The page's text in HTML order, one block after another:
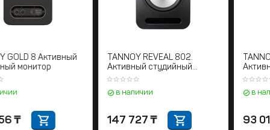
TANNOY GOLD 8 Активный
студийный монитор
в наличии
257 156₸
TANNOY REVEAL 802.
Активный студийный
монитор
в наличии
147 727₸